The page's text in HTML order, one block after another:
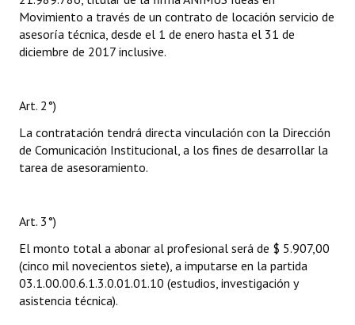
Movimiento a través de un contrato de locación servicio de
asesoría técnica, desde el 1 de enero hasta el 31 de
diciembre de 2017 inclusive.
Art. 2°)
La contratación tendrá directa vinculación con la Dirección
de Comunicación Institucional, a los fines de desarrollar la
tarea de asesoramiento.
Art. 3°)
El monto total a abonar al profesional será de $ 5.907,00
(cinco mil novecientos siete), a imputarse en la partida
03.1.00.00.6.1.3.0.01.01.10 (estudios, investigación y
asistencia técnica).